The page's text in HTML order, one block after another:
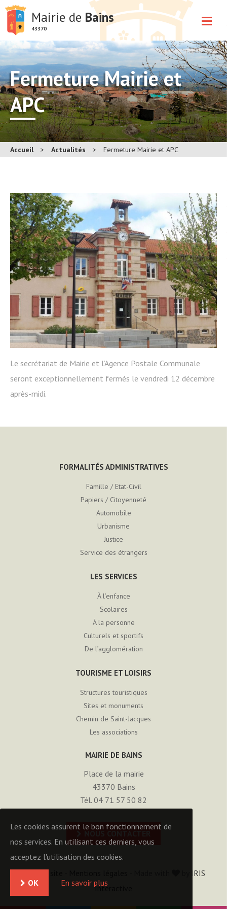
Mairie de Bains
43370
Fermeture Mairie et
APC
Accueil > Actualités > Fermeture Mairie et APC
Le secrétariat de Mairie et l’Agence Postale Communale
seront exceptionnellement fermés le vendredi 12 décembre
après-midi.
FORMALITÉS ADMINISTRATIVES
Famille / Etat-Civil
Papiers / Citoyenneté
Automobile
Urbanisme
Justice
Service des étrangers
LES SERVICES
À l’enfance
Scolaires
À la personne
Culturels et sportifs
De l’agglomération
TOURISME ET LOISIRS
Structures touristiques
Sites et monuments
Chemin de Saint-Jacques
Les associations
MAIRIE DE BAINS
Place de la mairie
43370 Bains
Tél. 04 71 57 50 82
IRIS
Interactive
Les cookies assurent le bon fonctionnement de
nos services. En utilisant ces derniers, vous
acceptez l'utilisation des cookies.
OK En savoir plus